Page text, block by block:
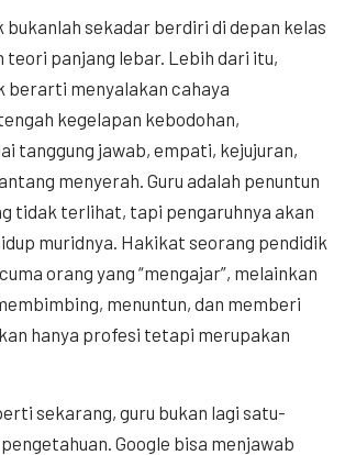
bukanlah sekadar berdiri di depan kelas
teori panjang lebar. Lebih dari itu,
berarti menyalakan cahaya
kegelapan kebodohan,
tanggung jawab, empati, kejujuran,
menyerah. Guru adalah penuntun
tidak terlihat, tapi pengaruhnya akan
muridnya. Hakikat seorang pendidik
orang yang “mengajar”, melainkan
menuntun, dan memberi
hanya profesi tetapi merupakan
sekarang, guru bukan lagi satu-
Google bisa menjawab